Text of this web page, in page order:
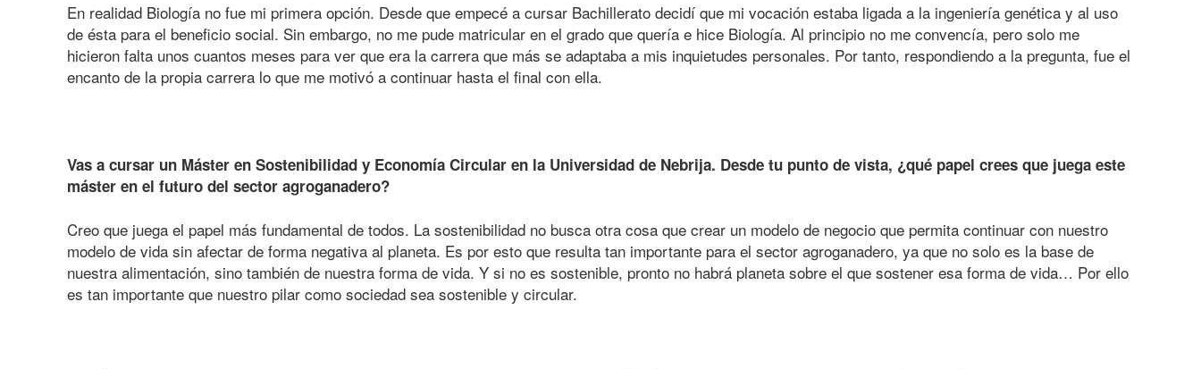
En realidad Biología no fue mi primera opción. Desde que empecé a cursar Bachillerato decidí que mi vocación estaba ligada a la ingeniería genética y al uso
de ésta para el beneficio social. Sin embargo, no me pude matricular en el grado que quería e hice Biología. Al principio no me convencía, pero solo me
hicieron falta unos cuantos meses para ver que era la carrera que más se adaptaba a mis inquietudes personales. Por tanto, respondiendo a la pregunta, fue el
encanto de la propia carrera lo que me motivó a continuar hasta el final con ella.
Vas a cursar un Máster en Sostenibilidad y Economía Circular en la Universidad de Nebrija. Desde tu punto de vista, ¿qué papel crees que juega este
máster en el futuro del sector agroganadero?
Creo que juega el papel más fundamental de todos. La sostenibilidad no busca otra cosa que crear un modelo de negocio que permita continuar con nuestro
modelo de vida sin afectar de forma negativa al planeta. Es por esto que resulta tan importante para el sector agroganadero, ya que no solo es la base de
nuestra alimentación, sino también de nuestra forma de vida. Y si no es sostenible, pronto no habrá planeta sobre el que sostener esa forma de vida… Por ello
es tan importante que nuestro pilar como sociedad sea sostenible y circular.